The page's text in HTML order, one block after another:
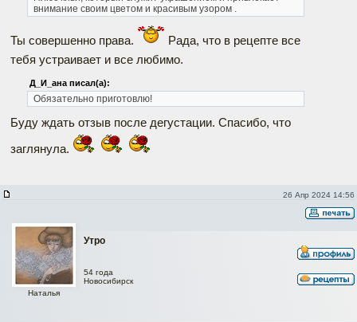
внимание своим цветом и красивым узором .
Ты совершенно права.
Рада, что в рецепте все
тебя устраивает и все любимо.
Д_И_ана писал(а):
Обязательно приготовлю!
Буду ждать отзыв после дегустации. Спасибо, что
заглянула.
26 Апр 2024 14:56
Утро
Наталья
54 года
Новосибирск